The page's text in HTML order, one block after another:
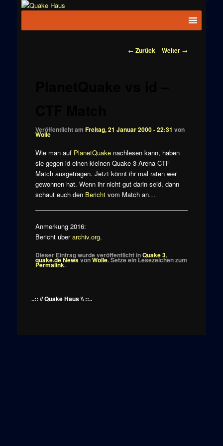
News zu
Beitragsnavigation
← Zurück Weiter →
Veröffentlicht am Freitag, 21 Januar 2000 - 22:31 von
Wolle
Wie man auf PlanetQuakenachlesen kann, haben
sie gegen id einen kleinen Quake 3 Arena CTF
Match ausgetragen. Jetzt könnt ihr mal raten wer
gewonnen hat. Wenn ihr nicht gut darin seid, dann
schaut euch den Berichtvom Match an…
Anmerkung 2016:
Bericht überarchiv.org.
Dieser Eintrag wurde veröffentlicht inQuake 3,
quake.de NewsvonWolle. Setze ein Lesezeichen zum
Permalink.
..:: // Quake Haus \\ ::..